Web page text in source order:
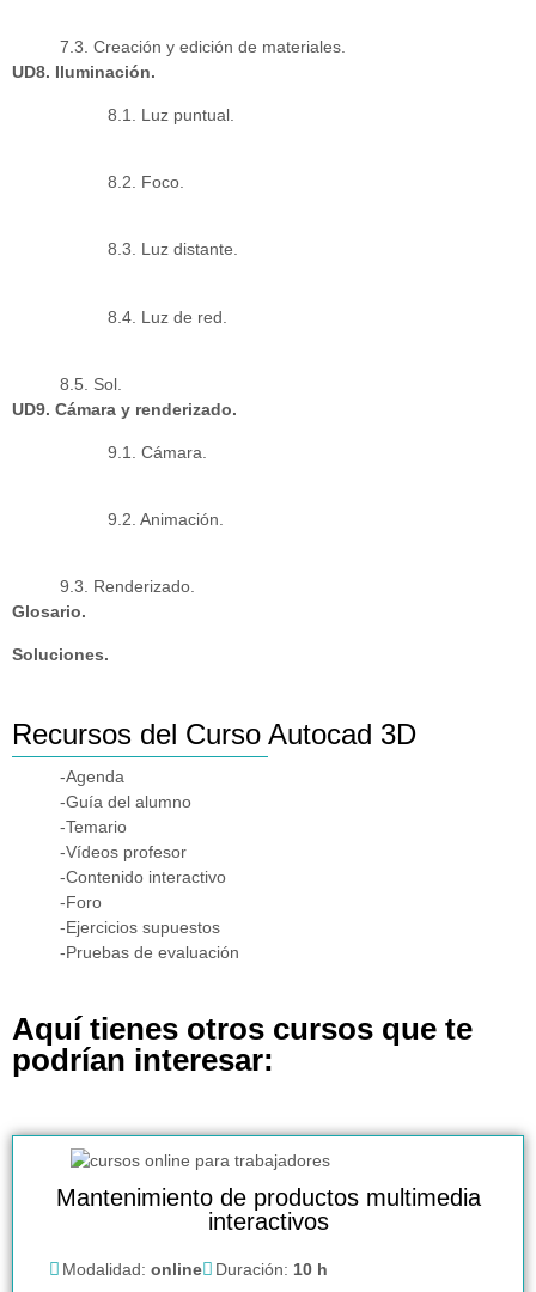
7.3. Creación y edición de materiales.
UD8. Iluminación.
8.1. Luz puntual.
8.2. Foco.
8.3. Luz distante.
8.4. Luz de red.
8.5. Sol.
UD9. Cámara y renderizado.
9.1. Cámara.
9.2. Animación.
9.3. Renderizado.
Glosario.
Soluciones.
Recursos del Curso Autocad 3D
-Agenda
-Guía del alumno
-Temario
-Vídeos profesor
-Contenido interactivo
-Foro
-Ejercicios supuestos
-Pruebas de evaluación
Aquí tienes otros cursos que te
podrían interesar:
Mantenimiento de productos multimedia
interactivos
Modalidad: online Duración: 10 h